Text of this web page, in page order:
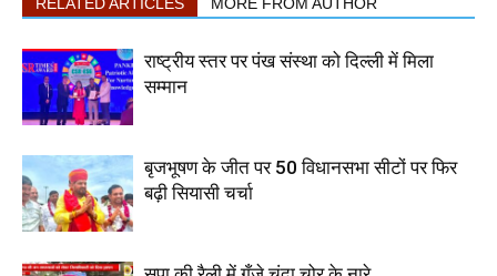
राष्ट्रीय स्तर पर पंख संस्था को दिल्ली में मिला
सम्मान
बृजभूषण के जीत पर 50 विधानसभा सीटों पर फिर
बढ़ी सियासी चर्चा